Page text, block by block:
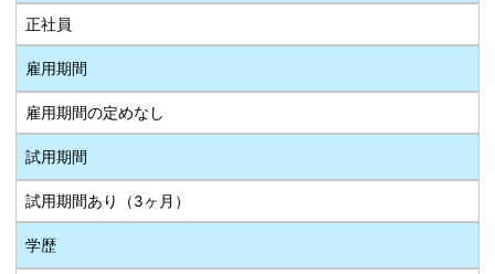
正社員
雇用期間
雇用期間の定めなし
試用期間
試用期間あり（3ヶ月）
学歴